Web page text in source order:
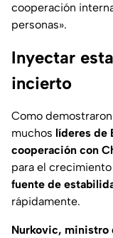
cooperación
personas».
Inyectar
incierto
Como
muchos líderes de
cooperación con
para el
fuente de
rápidamente.
Nurkovic, ministro